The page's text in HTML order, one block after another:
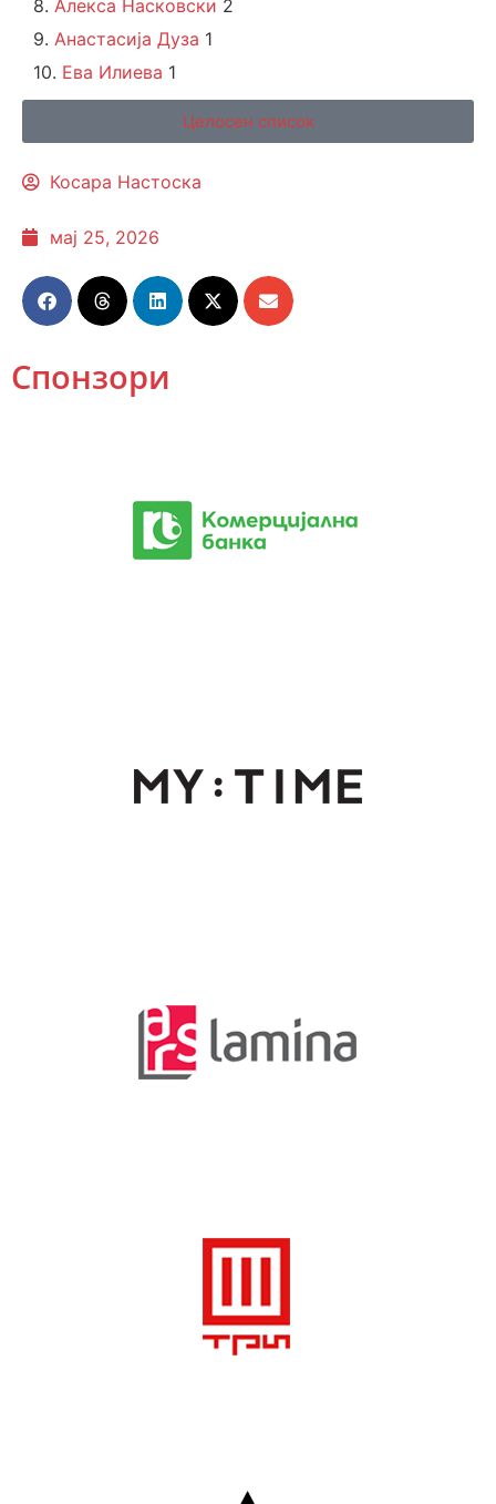
8. Алекса Насковски 2
9. Анастасија Дуза 1
10. Ева Илиева 1
Целосен список
Косара Настоска
мај 25, 2026
Спонзори